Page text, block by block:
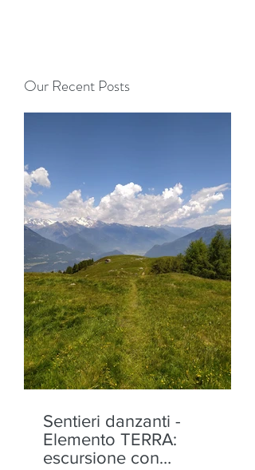
Our Recent Posts
Sentieri danzanti -
Elemento TERRA:
escursione con